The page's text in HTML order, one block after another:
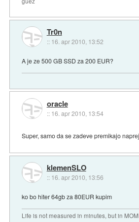
Tr0n
:: 16. apr 2010, 13:52
A je ze 500 GB SSD za 200 EUR?
oracle
:: 16. apr 2010, 13:54
Super, samo da se zadeve premikajo
klemenSLO
:: 16. apr 2010, 13:56
ko bo hiter 64gb za 80EUR kupim
Life is not measured in minutes, but in